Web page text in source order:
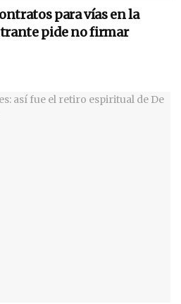
para vías en la
pide no firmar